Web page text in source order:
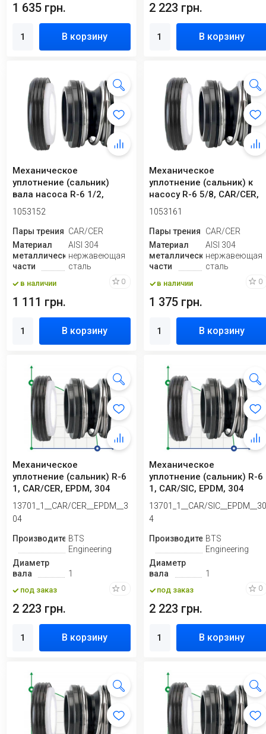
1 635 грн.
В корзину
2 223 грн.
В корзину
Механическое
уплотнение (сальник)
вала насоса R-6 1/2,
CAR/CER, NBR, 304
1053152
Пары трения CAR/CER
Материал
металлической
части
AISI 304
нержавеющая
сталь
в наличии 0
1 111 грн.
В корзину
Механическое
уплотнение (сальник) к
насосу R-6 5/8, CAR/CER,
NBR, 304
1053161
Пары трения
CAR/CER
Материал
металлической
части
AISI 304
нержавеющая
сталь
в наличии 0
1 375 грн.
В корзину
Механическое
уплотнение (сальник) R-6
1, CAR/CER, EPDM, 304
13701_1__CAR/CER__EPDM__3
04
ПроизводительBTS
Engineering
Диаметр
вала
1
под заказ 0
2 223 грн.
В корзину
Механическое
уплотнение (сальник) R-6
1, CAR/SIC, EPDM, 304
13701_1__CAR/
4
ПроизводительBTS
Engineering
Диаметр
вала
1
под заказ 0
2 223 грн.
В корзину